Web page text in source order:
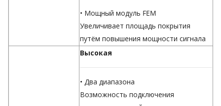
• Мощный модуль FEM
Увеличивает площадь покрытия
путём повышения мощности сигнала
Высокая
• Два диапазона
Возможность подключения